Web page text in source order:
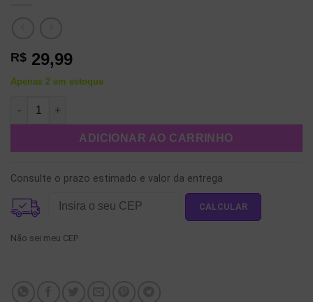
R$ 29,99
Apenas 2 em estoque
Colar Longo com Pingente de Televisão Antiga quantidade
ADICIONAR AO CARRINHO
Consulte o prazo estimado e valor da entrega
Não sei meu CEP